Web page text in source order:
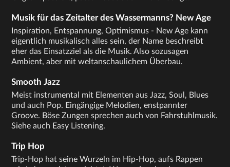
Musik für das Zeitalter des Wassermanns? New Age
Inspiration, Entspannung, Optimismus - New Age kann
eigentlich musikalisch alles sein, der Name beschreibt
eher das Einsatzziel als die Musik. Also sozusagen
Ambient, aber mit weltanschaulichem Überbau.
Smooth Jazz
Meist instrumental mit Elementen aus Jazz, Soul, Blues
und auch Pop. Eingängige Melodien, enstpannter
Groove. Böse Zungen sprechen auch von Fahrstuhlmusik.
Siehe auch Easy Listening.
Trip Hop
Trip-Hop hat seine Wurzeln im Hip-Hop, aufs Rappen